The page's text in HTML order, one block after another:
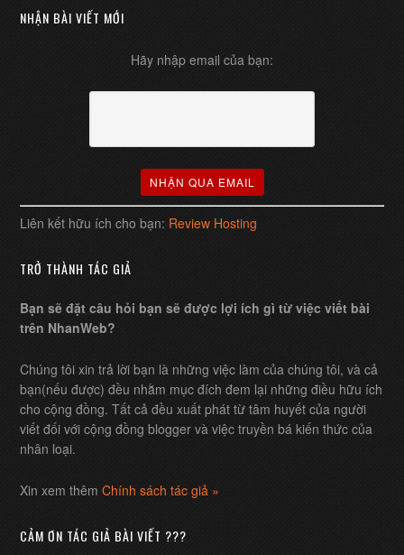
NHẬN BÀI VIẾT MỚI
Hãy nhập email của bạn:
Liên kết hữu ích cho bạn: Review Hosting
TRỞ THÀNH TÁC GIẢ
Bạn sẽ đặt câu hỏi bạn sẽ được lợi ích gì từ việc viết bài
trên NhanWeb?
Chúng tôi xin trả lời bạn là những việc làm của chúng tôi, và cả
bạn(nếu được) đều nhằm mục đích đem lại những điều hữu ích
cho cộng đồng. Tất cả đều xuất phát từ tâm huyết của người
viết đối với cộng đồng blogger và việc truyền bá kiến thức của
nhân loại.
Xin xem thêmChính sách tác giả »
CẢM ƠN TÁC GIẢ BÀI VIẾT ???